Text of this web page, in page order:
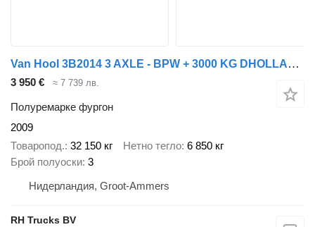
Van Hool 3B2014 3 AXLE - BPW + 3000 KG DHOLLANDIA LIFT
3 950 € ≈ 7 739 лв.
Полуремарке фургон
2009
Товаропод. 32 150 кг Нетно тегло 6 850 кг
Брой полуоски 3
Нидерландия, Groot-Ammers
RH Trucks BV